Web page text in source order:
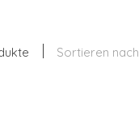
Sortieren nach